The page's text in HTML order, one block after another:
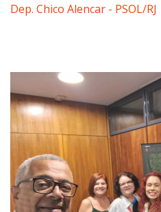
Dep. Chico Alencar - PSOL/RJ